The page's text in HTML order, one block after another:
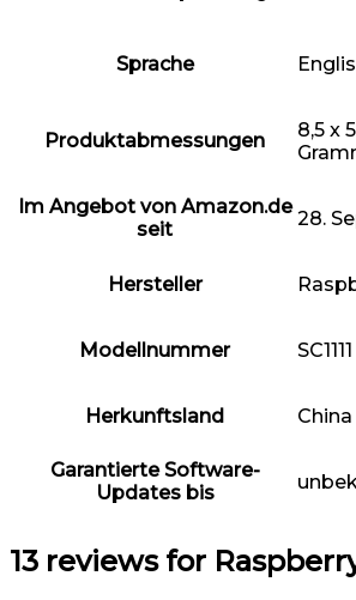
Sprache
Produktabmessungen
8,5 x
Im Angebot von Amazon.de
seit
28.
Hersteller
Modellnummer SC1111
Herkunftsland China
Garantierte Software-
Updates bis
13 reviews for